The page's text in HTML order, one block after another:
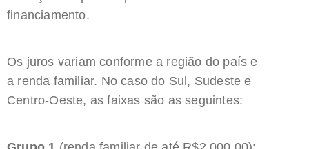
financiamento.
Os juros variam conforme a região do país e
a renda familiar. No caso do Sul, Sudeste e
Centro-Oeste, as faixas são as seguintes: